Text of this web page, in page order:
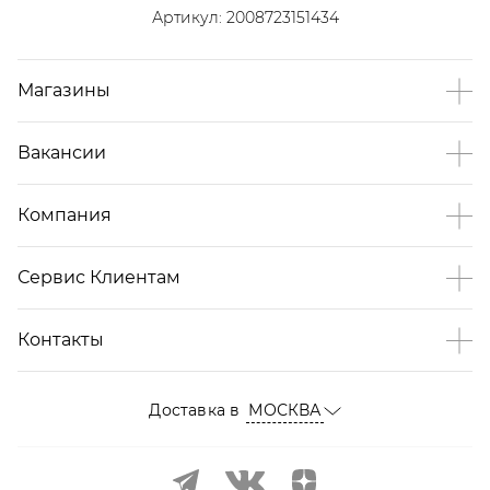
Артикул: 2008723151434
Магазины
Вакансии
Компания
Сервис Клиентам
Контакты
Доставка в МОСКВА